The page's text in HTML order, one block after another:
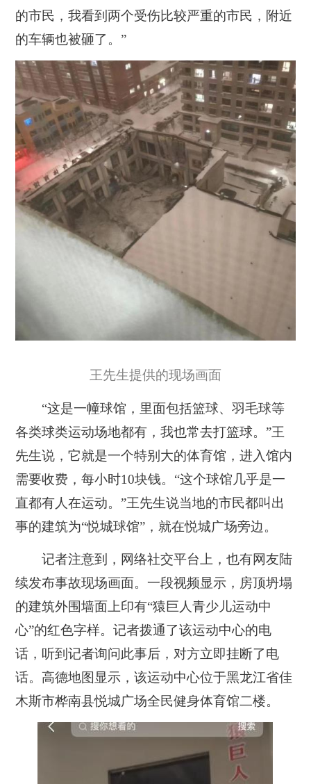
的市民，我看到两个受伤比较严重的市民，附近
的车辆也被砸了。”
王先生提供的现场画面
“这是一幢球馆，里面包括篮球、羽毛球等
各类球类运动场地都有，我也常去打篮球。”王
先生说，它就是一个特别大的体育馆，进入馆内
需要收费，每小时10块钱。“这个球馆几乎是一
直都有人在运动。”王先生说当地的市民都叫出
事的建筑为“悦城球馆”，就在悦城广场旁边。
记者注意到，网络社交平台上，也有网友陆
续发布事故现场画面。一段视频显示，房顶坍塌
的建筑外围墙面上印有“猿巨人青少儿运动中
心”的红色字样。记者拨通了该运动中心的电
话，听到记者询问此事后，对方立即挂断了电
话。高德地图显示，该运动中心位于黑龙江省佳
木斯市桦南县悦城广场全民健身体育馆二楼。